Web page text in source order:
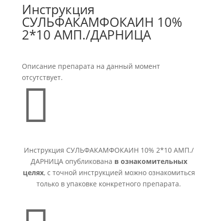
Инструкция
СУЛЬФАКАМФОКАИН 10%
2*10 АМП./ДАРНИЦА
Описание препарата на данный момент
отсутствует.

Инструкция СУЛЬФАКАМФОКАИН 10% 2*10 АМП./
ДАРНИЦА опубликована в ознакомительных
целях, с точной инструкцией можно ознакомиться
только в упаковке конкретного препарата.